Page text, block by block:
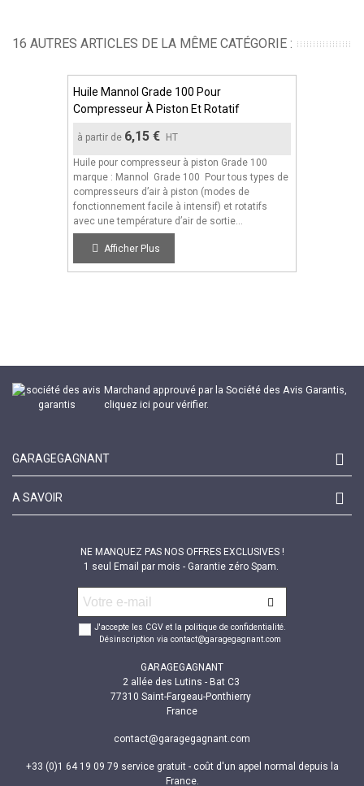
16 AUTRES ARTICLES DE LA MÊME CATÉGORIE :
Huile Mannol Grade 100 Pour
Compresseur À Piston Et Rotatif
à partir de 6,15 € HT
Huile pour compresseur à piston Grade 100
marque : Mannol Grade 100 Pour tous types de
compresseurs d’air à piston (modes de
fonctionnement facile à intensif) et rotatifs
avec une température d’air de sortie...
Afficher Plus
Marchand approuvé par la Société des Avis Garantis,
cliquez ici pour vérifier.
GARAGEGAGNANT
A SAVOIR
NE MANQUEZ PAS NOS OFFRES EXCLUSIVES !
1 seul Email par mois - Garantie zéro Spam.
J'accepte les CGV et la politique de confidentialité.
Désinscription via contact@garagegagnant.com
GARAGEGAGNANT
2 allée des Lutins - Bat C3
77310 Saint-Fargeau-Ponthierry
France
contact@garagegagnant.com
+33 (0)1 64 19 09 79 service gratuit - coût d'un appel normal depuis la
France.